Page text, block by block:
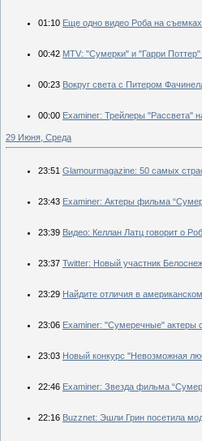
01:10 Еще одно видео Роба на
00:42 MTV: "Сумерки" и "Гарри
00:23 Вокруг света с Питером
00:00 Examiner: Трейлеры "Рассвета"
29 Июня, Среда
23:51 Glamourmagazine: 50 самых
23:43 Еxaminer: Актеры фильма
23:39 Видео: Келлан Латц говорит о
23:37 Twitter: Новый участник
23:29 Найдите отличия в
23:06 Examiner: "Сумеречные" актеры
23:03 Новый конкурс "Невозможная
22:46 Еxaminer: Звезда фильма
22:16 Вuzznet: Эшли Грин посетила